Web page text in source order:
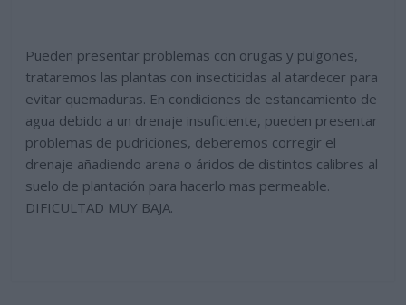
Pueden presentar problemas con orugas y pulgones,
trataremos las plantas con insecticidas al atardecer para
evitar quemaduras. En condiciones de estancamiento de
agua debido a un drenaje insuficiente, pueden presentar
problemas de pudriciones, deberemos corregir el
drenaje añadiendo arena o áridos de distintos calibres al
suelo de plantación para hacerlo mas permeable.
DIFICULTAD MUY BAJA.